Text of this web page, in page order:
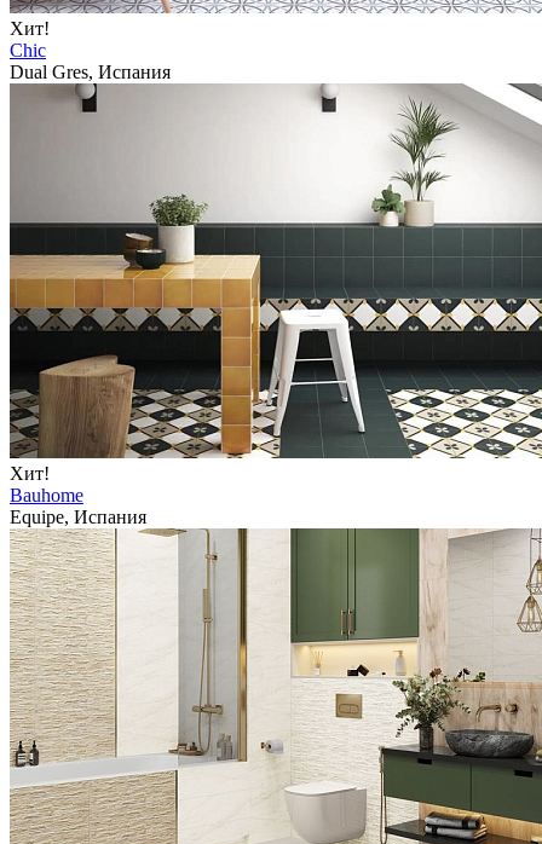
Хит!
Chic
Dual Gres, Испания
Хит!
Bauhome
Equipe, Испания